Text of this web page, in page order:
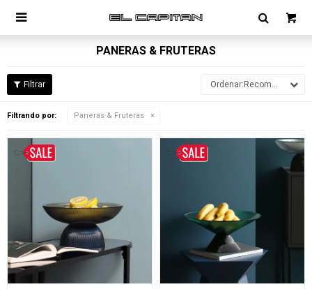

PANERAS & FRUTERAS
Recomendados
Filtrando por: Paneras & Fruteras